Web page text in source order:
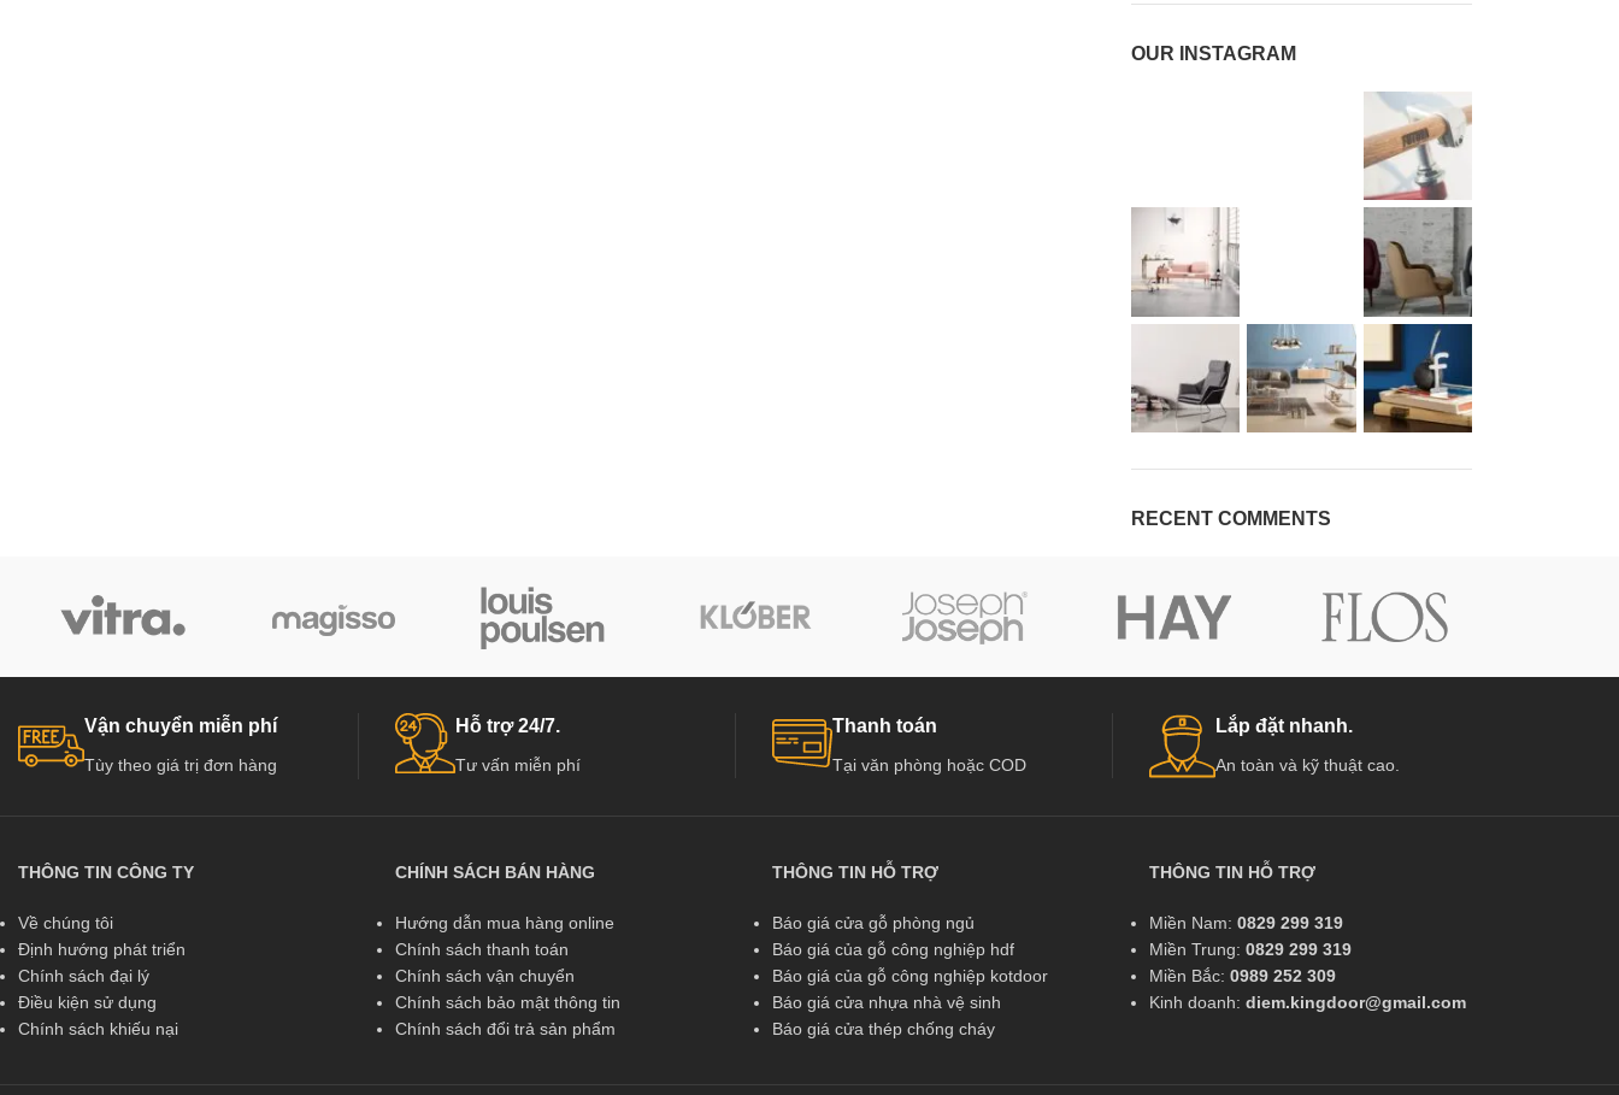
OUR INSTAGRAM
RECENT COMMENTS
Vận chuyển miễn phí
Tùy theo giá trị đơn hàng
Hỗ trợ 24/7.
Tư vấn miễn phí
Thanh toán
Tại văn phòng hoặc COD
Lắp đặt nhanh.
An toàn và kỹ thuật cao.
THÔNG TIN CÔNG TY
Về chúng tôi
Định hướng phát triển
Chính sách đại lý
Điều kiện sử dụng
Chính sách khiếu nại
CHÍNH SÁCH BÁN HÀNG
Hướng dẫn mua hàng online
Chính sách thanh toán
Chính sách vận chuyển
Chính sách bảo mật thông tin
Chính sách đổi trả sản phẩm
THÔNG TIN HỖ TRỢ
Báo giá cửa gỗ phòng ngủ
Báo giá của gỗ công nghiệp hdf
Báo giá của gỗ công nghiệp kotdoor
Báo giá cửa nhựa nhà vệ sinh
Báo giá cửa thép chống cháy
THÔNG TIN HỖ TRỢ
Miền Nam: 0829 299 319
Miền Trung: 0829 299 319
Miền Bắc: 0989 252 309
Kinh doanh: diem.kingdoor@gmail.com